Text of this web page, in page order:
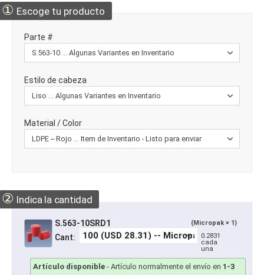
① Escoge tu producto
Parte #
Estilo de cabeza
Material / Color
② Indica la cantidad
S.563-10SRD1 (Micropak × 1)
Cant:
0.2831
cada
una
Artículo disponible - Artículo normalmente el envío en 1-3